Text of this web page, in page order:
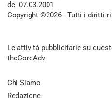
del 07.03.2001
Copyright ©2026 - Tutti i diritti
Le attività pubblicitarie su
theCoreAdv
Chi Siamo
Redazione